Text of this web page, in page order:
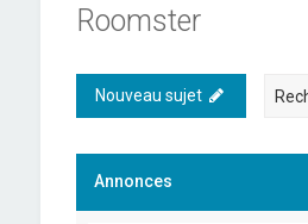
Roomster
Nouveau sujet
Annonces